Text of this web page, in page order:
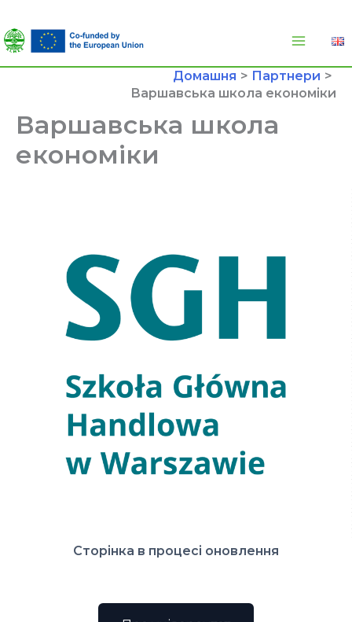
до
вмісту
Домашня
Партнери
Варшавська школа економіки
Варшавська школа
економіки
Сторінка в процесі оновлення